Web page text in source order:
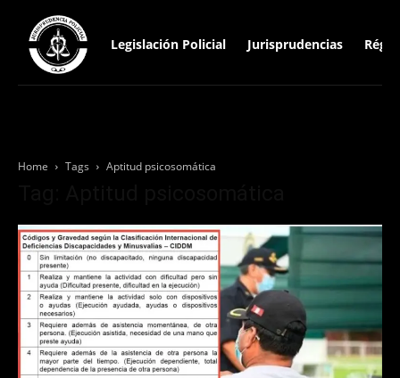
Legislación Policial Jurisprudencias
Home Tags Aptitud psicosomática